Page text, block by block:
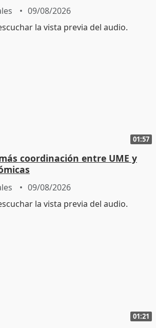
09/08/2026
01:57
coordinación entre UME y
09/08/2026
01:21